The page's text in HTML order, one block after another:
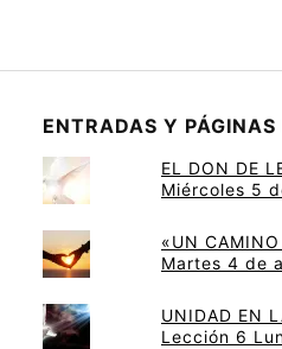
ENTRADAS Y PÁGINAS
EL DON DE
Miércoles 5
«UN CAMINO
Martes 4 de
UNIDAD EN
Lección 6